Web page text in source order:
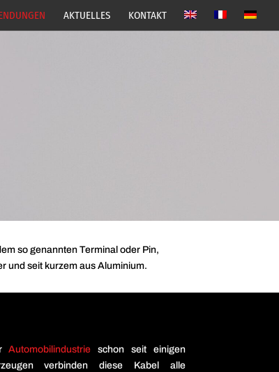
AKTUELLES KONTAKT
so genannten Terminal oder Pin,
und seit kurzem aus Aluminium.
Automobilindustrie schon seit einigen
verbinden diese Kabel alle